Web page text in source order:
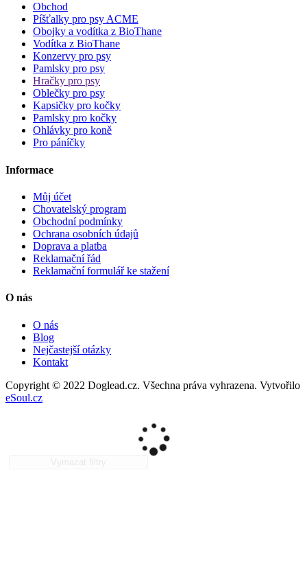
Obchod
Píšťalky pro psy ACME
Obojky a vodítka z BioThane
Vodítka z BioThane
Konzervy pro psy
Pamlsky pro psy
Hračky pro psy
Oblečky pro psy
Kapsičky pro kočky
Pamlsky pro kočky
Ohlávky pro koně
Pro páníčky
Informace
Můj účet
Chovatelský program
Obchodní podmínky
Ochrana osobních údajů
Doprava a platba
Reklamační řád
Reklamační formulář ke stažení
O nás
O nás
Blog
Nejčastejší otázky
Kontakt
Copyright © 2022 Doglead.cz. Všechna práva vyhrazena. Vytvořilo
eSoul.cz